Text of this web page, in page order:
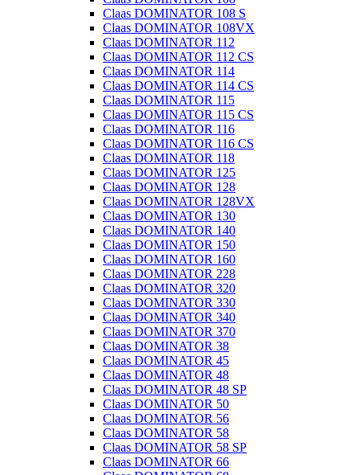
Claas DOMINATOR 108 S
Claas DOMINATOR 108VX
Claas DOMINATOR 112
Claas DOMINATOR 112 CS
Claas DOMINATOR 114
Claas DOMINATOR 114 CS
Claas DOMINATOR 115
Claas DOMINATOR 115 CS
Claas DOMINATOR 116
Claas DOMINATOR 116 CS
Claas DOMINATOR 118
Claas DOMINATOR 125
Claas DOMINATOR 128
Claas DOMINATOR 128VX
Claas DOMINATOR 130
Claas DOMINATOR 140
Claas DOMINATOR 150
Claas DOMINATOR 160
Claas DOMINATOR 228
Claas DOMINATOR 320
Claas DOMINATOR 330
Claas DOMINATOR 340
Claas DOMINATOR 370
Claas DOMINATOR 38
Claas DOMINATOR 45
Claas DOMINATOR 48
Claas DOMINATOR 48 SP
Claas DOMINATOR 50
Claas DOMINATOR 56
Claas DOMINATOR 58
Claas DOMINATOR 58 SP
Claas DOMINATOR 66